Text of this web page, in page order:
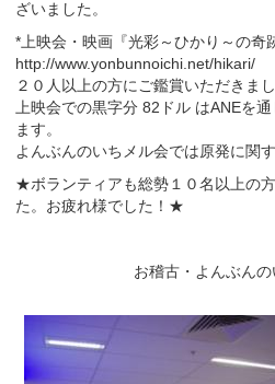
ざいました。
*上映会・映画『光彩～ひかり～の奇
http://www.yonbunnoichi.net/hikari/
２０人以上の方にご鑑賞いただきま
上映会での黒字分 82ドル はANEを
ます。
よんぶんのいちメル会では原発に関
★ボランティアも総勢１０名以上の
た。お疲れ様でした！★
お稽古・よんぶん